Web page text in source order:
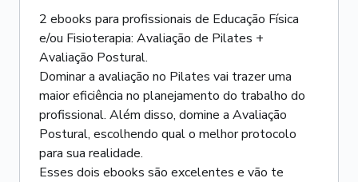
2 ebooks para profissionais de Educação Física
e/ou Fisioterapia: Avaliação de Pilates +
Avaliação Postural.
Dominar a avaliação no Pilates vai trazer uma
maior eficiência no planejamento do trabalho do
profissional. Além disso, domine a Avaliação
Postural, escolhendo qual o melhor protocolo
para sua realidade.
Esses dois ebooks são excelentes e vão te